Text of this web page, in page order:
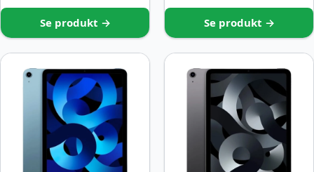
Se produkt → Se produkt →